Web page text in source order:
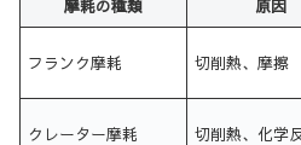
摩耗の種類 原因
フランク摩耗 切削熱、摩擦
クレーター摩耗 切削熱、化学